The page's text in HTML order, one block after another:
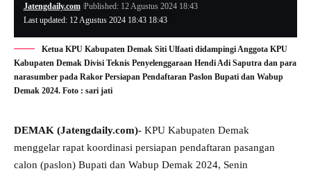
Last updated: 12 Agustus 2024 18:43 18:43
Jatengdaily.com Published: 12 Agustus 2024 18:43
Ketua KPU Kabupaten Demak Siti Ulfaati didampingi Anggota KPU
Kabupaten Demak Divisi Teknis Penyelenggaraan Hendi Adi Saputra dan para
narasumber pada Rakor Persiapan Pendaftaran Paslon Bupati dan Wabup
Demak 2024. Foto : sari jati
DEMAK (Jatengdaily.com)- KPU Kabupaten Demak
menggelar rapat koordinasi persiapan pendaftaran pasangan
calon (paslon) Bupati dan Wabup Demak 2024, Senin